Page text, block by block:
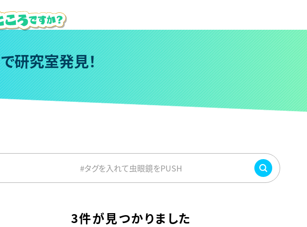
で研究室発見！
#タグを入れて虫眼鏡をPUSH
3件が見つかりました